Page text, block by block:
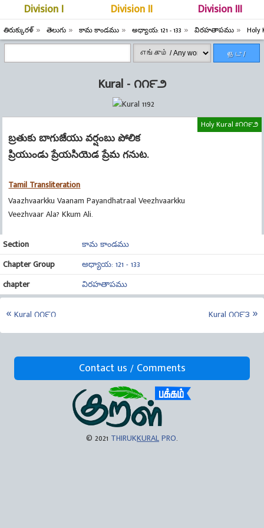
Division I Division II Division III
తిరుక్కురళ్ తెలుగు కామ కాండము అధ్యాయ: 121 - 133 విరహతాపము
தேடு /
Kural - ౧౧౯౨
Holy Kural #౧౧౯౨
బ్రతుకు బాగుజేయు వర్షంబు పోలిక
ప్రియుండు ప్రేయసియెడ ప్రేమ గనుట.
Tamil Transliteration
Vaazhvaarkku Vaanam Payandhatraal Veezhvaarkku
Veezhvaar Ala? Kkum Ali.
Section
కామ కాండము
Chapter Group
అధ్యాయ: 121 - 133
chapter
విరహతాపము
Kural ౧౧౯౧ Kural ౧౧౯౩
Contact us / Comments
© 2021 THIRUKKURALPRO.